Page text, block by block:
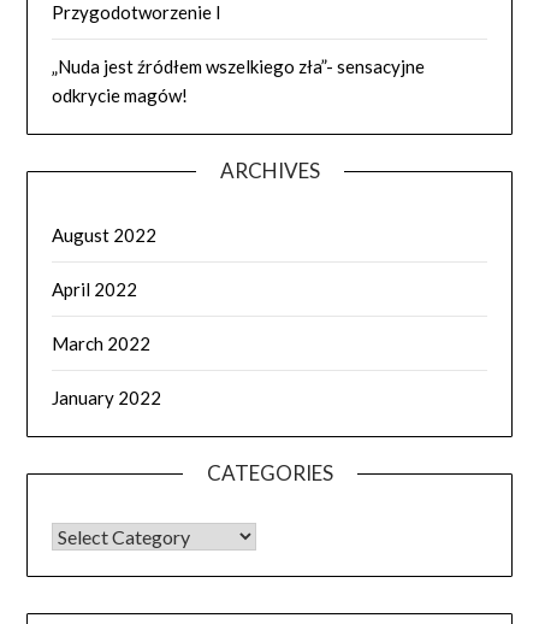
Przygodotworzenie I
„Nuda jest źródłem wszelkiego zła”- sensacyjne
odkrycie magów!
ARCHIVES
August 2022
April 2022
March 2022
January 2022
CATEGORIES
CATEGORIES